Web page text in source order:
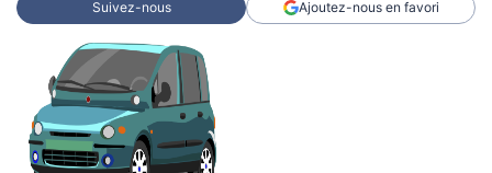
Suivez-nous Ajoutez-nous en favori